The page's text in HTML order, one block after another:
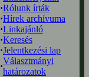
·Rólunk írták
·Hírek archívuma
·Linkajánló
·Keresés
·Jelentkezési lap
·
Választmányi
határozatok